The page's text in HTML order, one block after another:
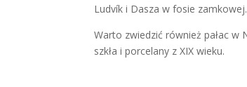
Ludvík i Dasza w fosie zamkowej.
Warto zwiedzić również pałac w
szkła i porcelany z XIX wieku.